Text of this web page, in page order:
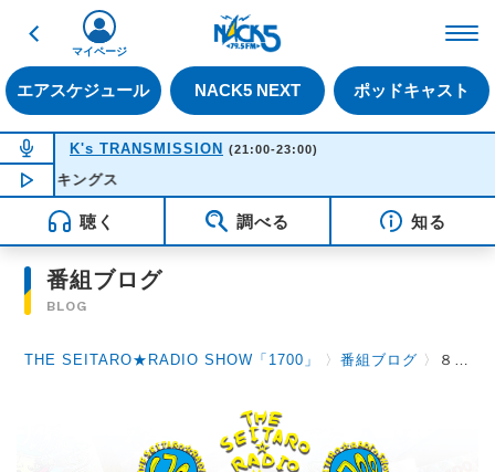
戻る
エアスケジュール NACK5 NEXT ポッドキャスト
マイページ
NOW ON AIR
K's TRANSMISSION (21:00-23:00)
NOW PLAYING
聴く 調べる 知る
番組ブログ
BLOG
THE SEITARO★RADIO SHOW「1700」 〉番組ブログ 〉 ８月２４日（水）